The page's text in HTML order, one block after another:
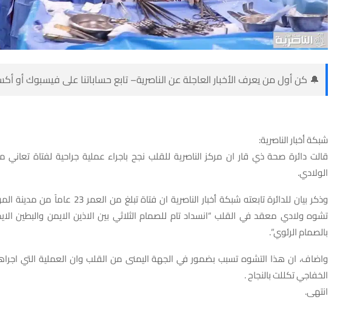
🔔 كن أول من يعرف الأخبار العاجلة عن الناصرية– تابع حساباتنا على فيسبوك أو
شبكة أخبار الناصرية:
قالت دائرة صحة ذي قار ان مركز الناصرية للقلب نجح باجراء عملية جراحية لفتاة
الولادي.
وذكر بيان للدائرة تابعته شبكة أخبار الناصرية ان
تشوه ولادي معقد في القلب “انسداد تام للصمام الثلاثي بين الاذين الايمن والبطين
بالصمام الرئوي”.
واضاف، ان هذا التشوه تسبب بضمور في الجهة اليمنى من القلب وان العملية التي
الخفاجي تكللت بالنجاح .
انتهى.